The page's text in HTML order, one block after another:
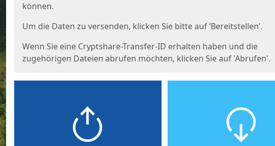
können.
Um die Daten zu versenden, klicken Sie bitte auf ‘Bereitstellen’.
Wenn Sie eine Cryptshare-Transfer-ID erhalten haben und die
zugehörigen Dateien abrufen möchten, klicken Sie auf 'Abrufen'.